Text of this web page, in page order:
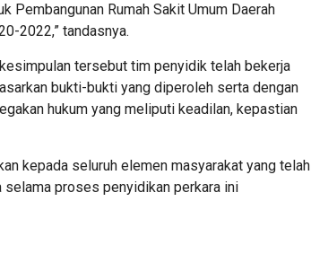
Pembangunan Rumah Sakit Umum Daerah
2022,” tandasnya.
tersebut tim penyidik telah bekerja
bukti-bukti yang diperoleh serta dengan
hukum yang meliputi keadilan, kepastian
kepada seluruh elemen masyarakat yang telah
selama proses penyidikan perkara ini